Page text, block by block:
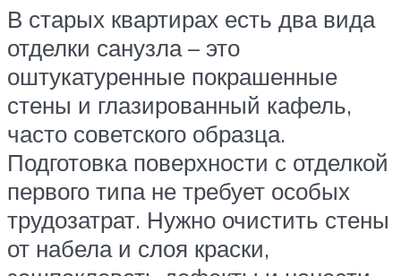
В старых квартирах есть два вида
отделки санузла – это
оштукатуренные покрашенные
стены и глазированный кафель,
часто советского образца.
Подготовка поверхности с отделкой
первого типа не требует особых
трудозатрат. Нужно очистить стены
от набела и слоя краски,